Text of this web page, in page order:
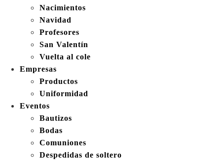
Nacimientos
Navidad
Profesores
San Valentín
Vuelta al cole
Empresas
Productos
Uniformidad
Eventos
Bautizos
Bodas
Comuniones
Despedidas de soltero